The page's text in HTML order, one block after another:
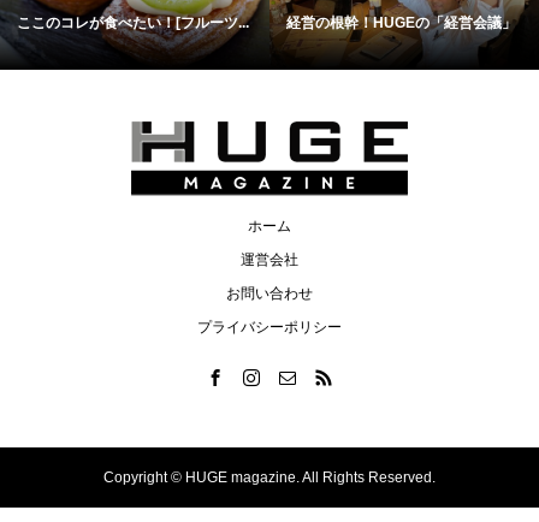
ここのコレが食べたい！[フルーツ... 経営の根幹！HUGEの「経営会議」
ホーム
運営会社
お問い合わせ
プライバシーポリシー
Copyright © HUGE magazine. All Rights Reserved.